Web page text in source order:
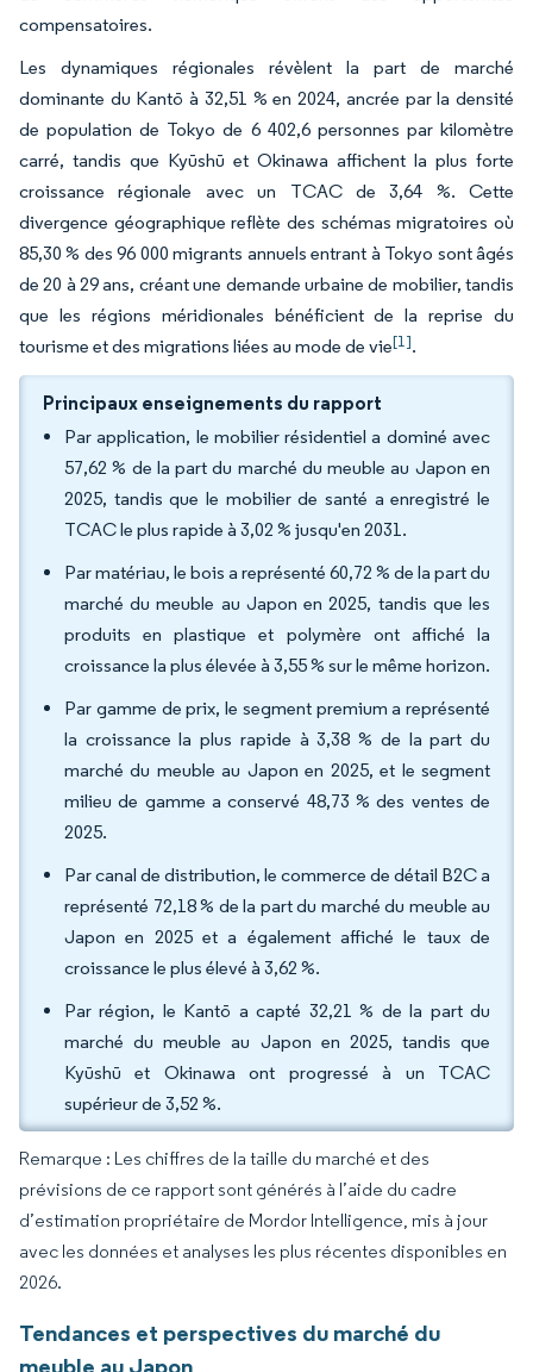
compensatoires.
Les dynamiques régionales révèlent la part de marché
dominante du Kantō à 32,51 % en 2024, ancrée par la densité
de population de Tokyo de 6 402,6 personnes par kilomètre
carré, tandis que Kyūshū et Okinawa affichent la plus forte
croissance régionale avec un TCAC de 3,64 %. Cette
divergence géographique reflète des schémas migratoires où
85,30 % des 96 000 migrants annuels entrant à Tokyo sont âgés
de 20 à 29 ans, créant une demande urbaine de mobilier, tandis
que les régions méridionales bénéficient de la reprise du
tourisme et des migrations liées au mode de vie[1].
Principaux enseignements du rapport
Par application, le mobilier résidentiel a dominé avec
57,62 % de la part du marché du meuble au Japon en
2025, tandis que le mobilier de santé a enregistré le
TCAC le plus rapide à 3,02 % jusqu'en 2031.
Par matériau, le bois a représenté 60,72 % de la part du
marché du meuble au Japon en 2025, tandis que les
produits en plastique et polymère ont affiché la
croissance la plus élevée à 3,55 % sur le même horizon.
Par gamme de prix, le segment premium a représenté
la croissance la plus rapide à 3,38 % de la part du
marché du meuble au Japon en 2025, et le segment
milieu de gamme a conservé 48,73 % des ventes de
2025.
Par canal de distribution, le commerce de détail B2C a
représenté 72,18 % de la part du marché du meuble au
Japon en 2025 et a également affiché le taux de
croissance le plus élevé à 3,62 %.
Par région, le Kantō a capté 32,21 % de la part du
marché du meuble au Japon en 2025, tandis que
Kyūshū et Okinawa ont progressé à un TCAC
supérieur de 3,52 %.
Remarque : Les chiffres de la taille du marché et des
prévisions de ce rapport sont générés à l’aide du cadre
d’estimation propriétaire de Mordor Intelligence, mis à jour
avec les données et analyses les plus récentes disponibles en
2026.
Tendances et perspectives du marché du
meuble au Japon